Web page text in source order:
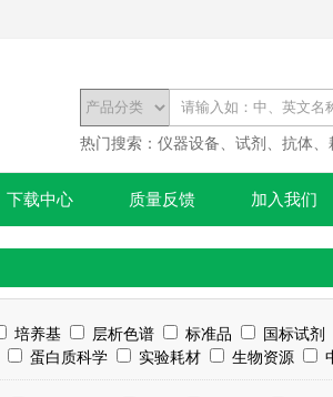
热门搜索： 仪器设备、试剂、抗体、
下载中心 质量反馈 加入我们
培养基 层析色谱 标准品 国标试剂
蛋白质科学 实验耗材 生物资源